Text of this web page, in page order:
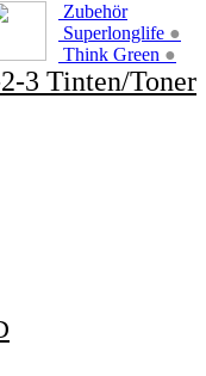
Zubehör
Superlonglife ●
Think Green ●
3 Tinten/Toner